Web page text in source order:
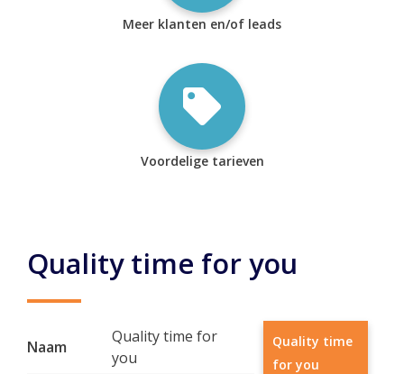
Meer klanten en/of leads
Voordelige tarieven
Quality time for you
Naam
Quality time for
you
Quality time
for you